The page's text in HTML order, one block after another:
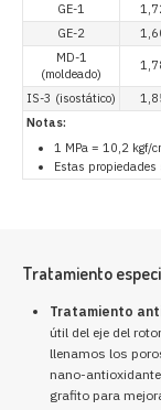
GE-1
GE-2
MD-1
(moldeado)
IS-3 (isostático)
Notas:
1 MPa = 10,2 kgf/
Estas propiedades
Tratamiento
Tratamiento
útil del eje del
llenamos los
nano-
grafito para